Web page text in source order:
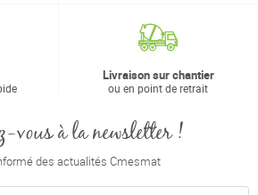
Livraison sur chantier
ou en point de retrait
vous à la newsletter !
des actualités Cmesmat